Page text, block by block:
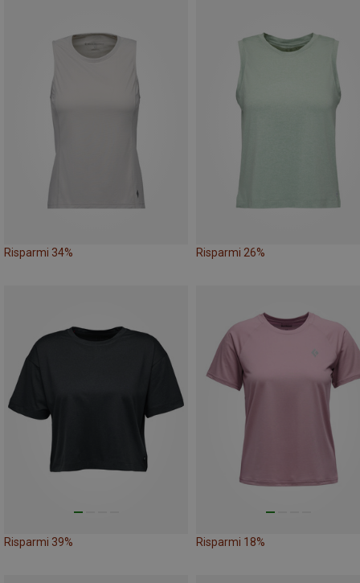
Risparmi 34% Risparmi 26%
Risparmi 39% Risparmi 18%